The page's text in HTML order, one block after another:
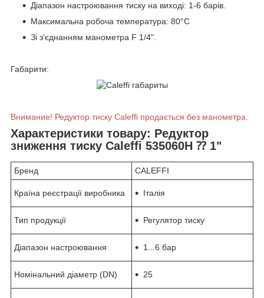
Діапазон настроювання тиску на виході: 1-6 барів.
Максимальна робоча температура: 80°С
Зі з'єднанням манометра F 1/4".
Габарити:
Внимание! Редуктор тиску Caleffi продається без манометра.
Характеристики товару: Редуктор
зниження тиску Caleffi 535060H ⁇ 1"
Бренд CALEFFI
Країна реєстрації виробника Італія
Тип продукції Регулятор тиску
Діапазон настроювання 1...6 бар
Номінальний діаметр (DN) 25